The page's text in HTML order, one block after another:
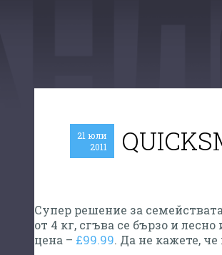
21 юли
2011
Супер решение за
от 4 кг, сгъва се бързо и
цена – £99.99. Да не кажете,